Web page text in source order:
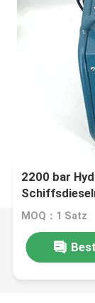
2200 bar
MOQ：1 Satz